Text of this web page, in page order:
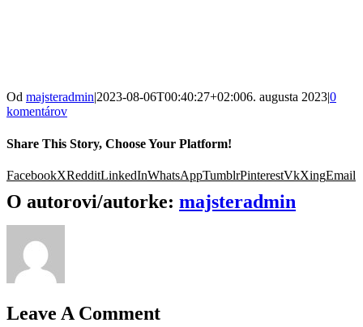
Od majsteradmin|2023-08-06T00:40:27+02:006. augusta 2023|0
komentárov
Share This Story, Choose Your Platform!
FacebookXRedditLinkedInWhatsAppTumblrPinterestVkXingEmail
O autorovi/autorke: majsteradmin
Leave A Comment